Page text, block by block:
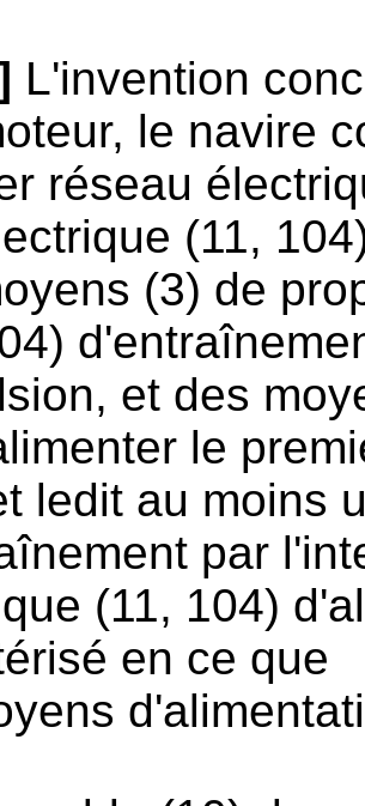
L'invention
le navire
réseau
(11,
(3) de
et des
le
ledit au moins
par
(11, 104)
en ce que